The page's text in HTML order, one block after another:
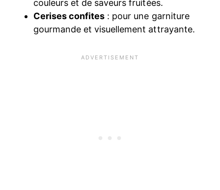
couleurs et de saveurs fruitées.
Cerises confites : pour une garniture
gourmande et visuellement attrayante.